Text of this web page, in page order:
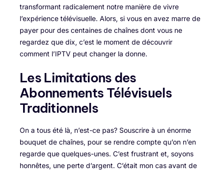
transformant radicalement notre manière de vivre
l’expérience télévisuelle. Alors, si vous en avez marre de
payer pour des centaines de chaînes dont vous ne
regardez que dix, c’est le moment de découvrir
comment l’IPTV peut changer la donne.
Les Limitations des
Abonnements Télévisuels
Traditionnels
On a tous été là, n’est-ce pas? Souscrire à un énorme
bouquet de chaînes, pour se rendre compte qu’on n’en
regarde que quelques-unes. C’est frustrant et, soyons
honnêtes, une perte d’argent. C’était mon cas avant de